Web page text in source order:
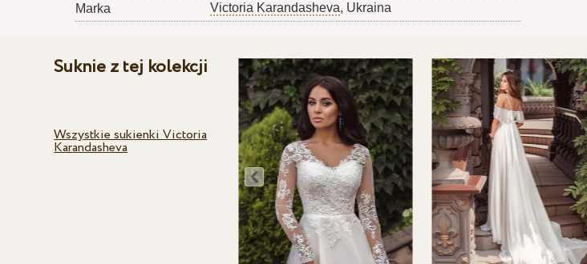
Marka
Victoria Karandasheva, Ukraina
Suknie z tej kolekcji
Wszystkie sukienki Victoria
Karandasheva